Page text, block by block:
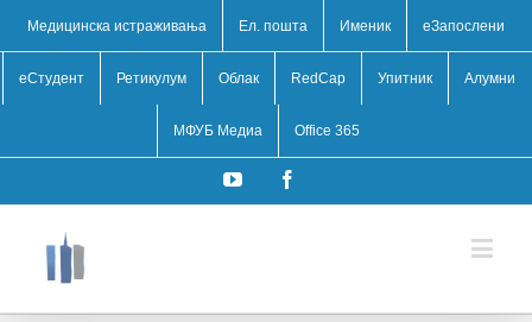
Медицинска истраживања Ел. пошта Именик eЗапослени
еСтудент Ретикулум Облак RedCap Упитник Алумни
МФУБ Медиа Office 365
YouTube